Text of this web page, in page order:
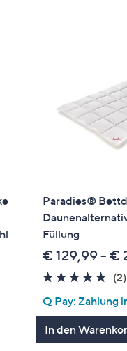
Paradies®
Füllung
€ 129,99 - €
5.0
5
(2)
Q Pay: Zahlung
In den